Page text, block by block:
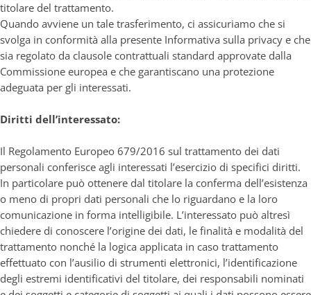
titolare del trattamento.
Quando avviene un tale trasferimento, ci assicuriamo che si
svolga in conformità alla presente Informativa sulla privacy e che
sia regolato da clausole contrattuali standard approvate dalla
Commissione europea e che garantiscano una protezione
adeguata per gli interessati.
Diritti dell’interessato:
Il Regolamento Europeo 679/2016 sul trattamento dei dati
personali conferisce agli interessati l’esercizio di specifici diritti.
In particolare può ottenere dal titolare la conferma dell’esistenza
o meno di propri dati personali che lo riguardano e la loro
comunicazione in forma intelligibile. L’interessato può altresì
chiedere di conoscere l’origine dei dati, le finalità e modalità del
trattamento nonché la logica applicata in caso trattamento
effettuato con l’ausilio di strumenti elettronici, l’identificazione
degli estremi identificativi del titolare, dei responsabili nominati